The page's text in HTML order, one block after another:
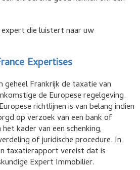
die luistert naar uw
Expertises
Frankrijk de taxatie van
de Europese regelgeving.
richtlijnen is van belang indien
op verzoek van een bank of
kader van een schenking,
of juridische procedure. In
taxatierapport vereist dat is
Expert Immobilier.